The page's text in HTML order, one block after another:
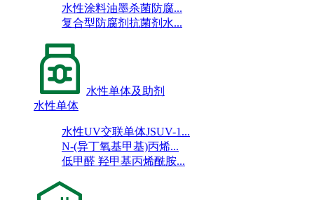
水性涂料油墨杀菌防腐...
复合型防腐剂抗菌剂水...
水性单体及助剂
水性单体
水性UV交联单体JSUV-1...
N-(异丁氧基甲基)丙烯...
低甲醛 羟甲基丙烯酰胺...